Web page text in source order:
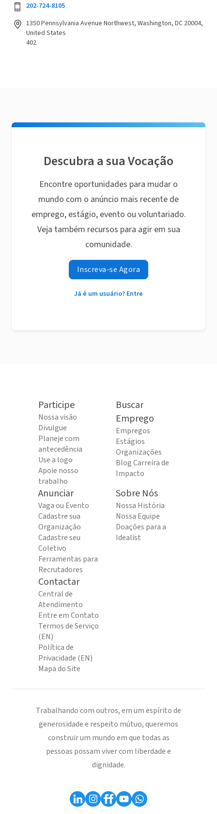
202-724-8105
1350 Pennsylvania Avenue Northwest, Washington, DC 20004,
United States
402
Descubra a sua Vocação
Encontre oportunidades para mudar o
mundo com o anúncio mais recente de
emprego, estágio, evento ou voluntariado.
Veja também recursos para agir em sua
comunidade.
Inscreva-se Agora
Já é um usuário? Entre
Participe
Nossa visão
Divulgue
Planeje com
antecedência
Use a logo
Apoie nosso
trabalho
Buscar
Emprego
Empregos
Estágios
Organizações
Blog Carreira de
Impacto
Anunciar
Vaga ou Evento
Cadastre sua
Organização
Cadastre seu
Coletivo
Ferramentas para
Recrutadores
Sobre Nós
Nossa História
Nossa Equipe
Doações para a
Idealist
Contactar
Central de
Atendimento
Entre em Contato
Termos de Serviço
(EN)
Política de
Privacidade (EN)
Mapa do Site
Trabalhando com outros, em um espírito de
generosidade e respeito mútuo, queremos
construir um mundo em que todas as
pessoas possam viver com liberdade e
dignidade.